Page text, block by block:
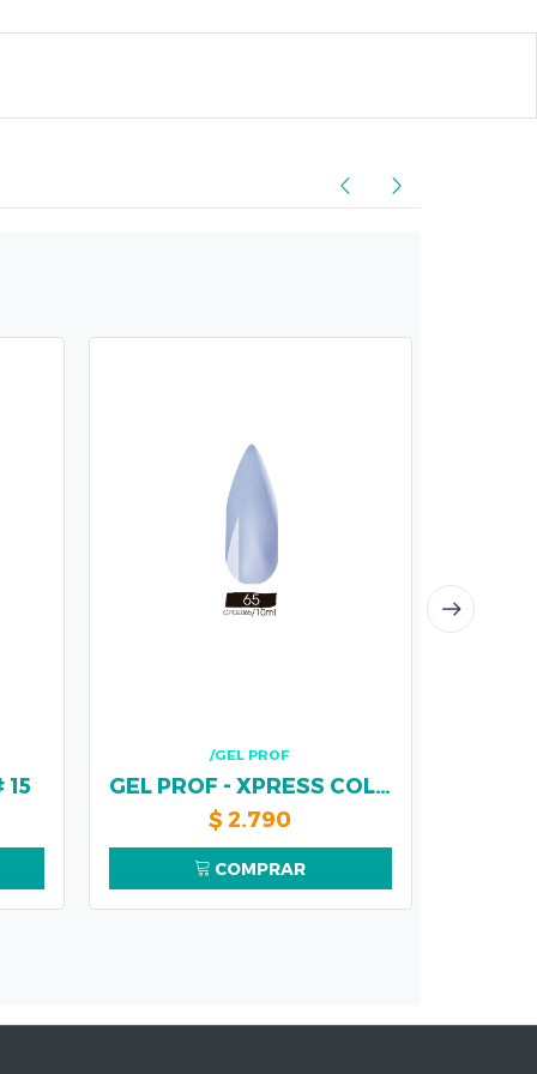
/GEL PROF
GEL PROF - XPRESS COLOR 10 ML # 065
$2.790
COMPRAR